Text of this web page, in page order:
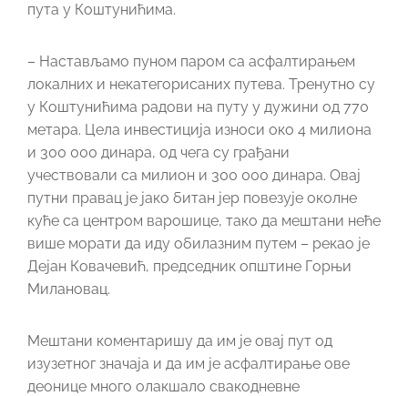
пута у Коштунићима.
– Настављамо пуном паром са асфалтирањем
локалних и некатегорисаних путева. Тренутно су
у Коштунићима радови на путу у дужини од 770
метара. Цела инвестиција износи око 4 милиона
и 300 000 динара, од чега су грађани
учествовали са милион и 300 000 динара. Овај
путни правац је јако битан јер повезује околне
куће са центром варошице, тако да мештани неће
више морати да иду обилазним путем – рекао је
Дејан Ковачевић, председник општине Горњи
Милановац.
Мештани коментаришу да им је овај пут од
изузетног значаја и да им је асфалтирање ове
деонице много олакшало свакодневне